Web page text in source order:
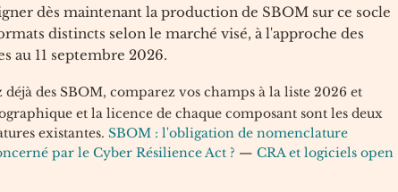
dès maintenant la production de SBOM sur ce socle
distincts selon le marché visé, à l'approche des
au 11 septembre 2026.
des SBOM, comparez vos champs à la liste 2026 et
et la licence de chaque composant sont les deux
existantes. SBOM : l'obligation de nomenclature
par le Cyber Résilience Act ? — CRA et logiciels open